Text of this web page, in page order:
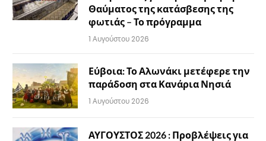
Θαύματος της κατάσβεσης της
φωτιάς – Το πρόγραμμα
1 Αυγούστου 2026
Εύβοια: Το Αλωνάκι μετέφερε την
παράδοση στα Κανάρια Νησιά
1 Αυγούστου 2026
ΑΥΓΟΥΣΤΟΣ 2026 : Προβλέψεις για